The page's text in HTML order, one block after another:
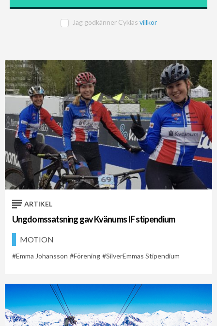
Jag godkänner Cyklas villkor
ARTIKEL
Ungdomssatsning gav Kvänums IF stipendium
MOTION
Emma Johansson Förening SilverEmmas Stipendium